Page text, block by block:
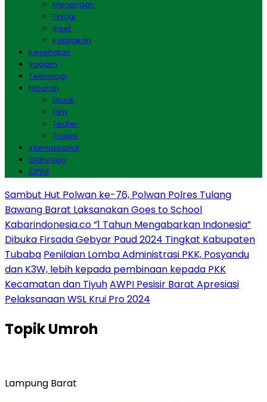
Menengah
Tinggi
Riset
Kebijakan
Kesehatan
Ragam
Teknologi
Hiburan
Musik
Film
Teater
Tradisi
Internasional
Olahraga
OPINI
Sambut Hut Polwan ke-76, Polwan Polres Tulang
Bawang Barat Laksanakan Goes to School
Kabarindonesia.co “1 Tahun Mengabarkan Indonesia”
Dibuka Firsada Gebyar Paud 2024 Tingkat Kabupaten
Tubaba Penilaian Lomba Administrasi PKK, Posyandu
dan K3W, lebih kepada pembinaan kepada PKK
Kecamatan dan TiyuhAWPI Pesisir Barat Apresiasi
Pelaksanaan WSL Krui Pro 2024
TopikUmroh
Lampung Barat